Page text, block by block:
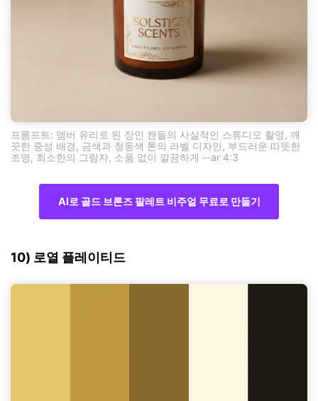
프롬프트: 앰버 유리로 된 장인 캔들의 사실적인 스튜디오 촬영, 깨
끗한 중성 배경, 금색과 청동색 톤의 라벨 디자인, 부드러운 따뜻한
조명, 최소한의 그림자, 소품 없이 깔끔하게 --ar 4:3
AI로 골드 브론즈 팔레트 비주얼 무료로 만들기
10) 로열 플레이티드